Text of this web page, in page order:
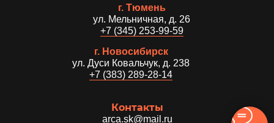
Контакты
arca.sk@mail.ru
г. Новосибирск
ул. Дуси Ковальчук, д. 238
+7 (383) 289-28-14
г. Тюмень
ул. Мельничная, д. 26
+7 (345) 253-99-59